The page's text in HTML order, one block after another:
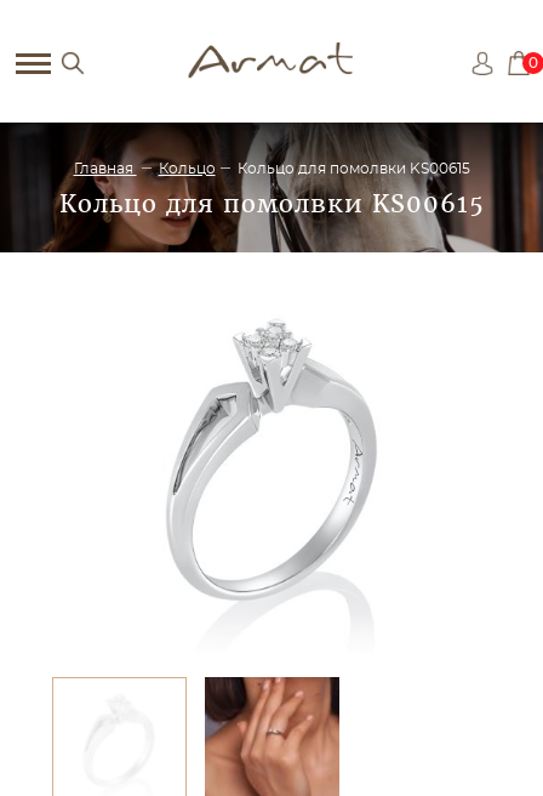
0
Главная Кольцо Кольцо для помолвки KS00615
Кольцо для помолвки KS00615